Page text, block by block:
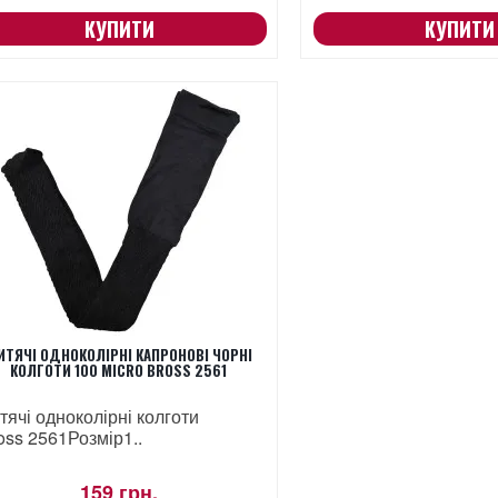
КУПИТИ КУПИТИ
ОДНОКОЛІРНІ КАПРОНОВІ ЧОРНІ
КОЛГОТИ 100 MICRO BROSS 2561
одноколірні колготи
2561 Розмір1..